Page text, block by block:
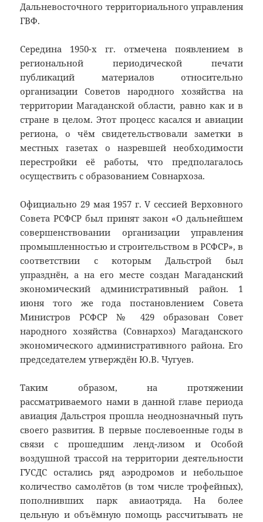
Дальневосточного территориального управления
ГВФ.
Середина 1950-х гг. отмечена появлением в
региональной периодической печати
публикаций материалов относительно
организации Советов народного хозяйства на
территории Магаданской области, равно как и в
стране в целом. Этот процесс касался и авиации
региона, о чём свидетельствовали заметки в
местных газетах о назревшей необходимости
перестройки её работы, что предполагалось
осуществить с образованием Совнархоза.
Официально 29 мая 1957 г. V сессией Верховного
Совета РСФСР был принят закон «О дальнейшем
совершенствовании организации управления
промышленностью и строительством в РСФСР», в
соответствии с которым Дальстрой был
упразднён, а на его месте создан Магаданский
экономический административный район. 1
июня того же года постановлением Совета
Министров РСФСР № 429 образован Совет
народного хозяйства (Совнархоз) Магаданского
экономического административного района. Его
председателем утверждён Ю.В. Чугуев.
Таким образом, на протяжении
рассматриваемого нами в данной главе периода
авиация Дальстроя прошла неоднозначный путь
своего развития. В первые послевоенные годы в
связи с прошедшим ленд-лизом и Особой
воздушной трассой на территории деятельности
ГУСДС остались ряд аэродромов и небольшое
количество самолётов (в том числе трофейных),
пополнивших парк авиаотряда. На более
цельную и объёмную помощь рассчитывать не